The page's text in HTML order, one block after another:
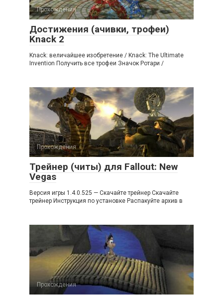
Прохождения
Достижения (ачивки, трофеи)
Knack 2
Knack: величайшее изобретение / Knack: The Ultimate
Invention Получить все трофеи Значок Ротари /
Прохождения
Трейнер (читы) для Fallout: New
Vegas
Версия игры 1.4.0.525 — Скачайте трейнер Скачайте
трейнер Инструкция по установке Распакуйте архив в
Прохождения